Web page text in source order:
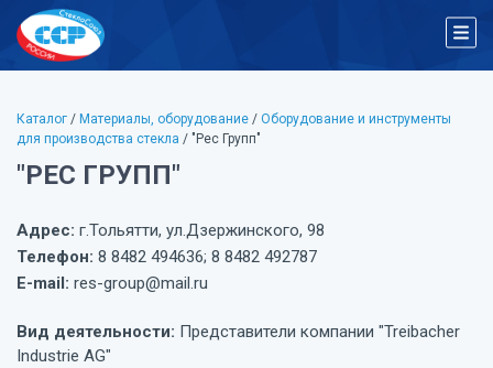
Каталог / Материалы, оборудование / Оборудование и инструменты
для производства стекла / "Рес Групп"
"РЕС ГРУПП"
Адрес: г.Тольятти, ул.Дзержинского, 98
Телефон: 8 8482 494636; 8 8482 492787
E-mail: res-group@mail.ru
Вид деятельности: Представители компании "Treibacher
Industrie AG"